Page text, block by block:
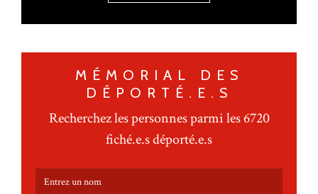
MÉMORIAL DES
DÉPORTÉ.E.S
Recherchez les personnes parmi les 6720
fiché.e.s déporté.e.s